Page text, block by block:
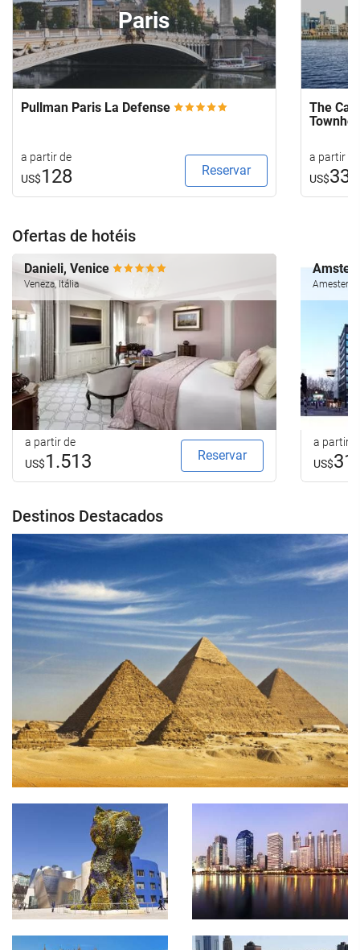
Paris
Pullman Paris La Defense
a partir de
US$128 Reservar
The
a partir de
US$333
Ofertas de hotéis
Danieli, Venice
Veneza, Itália
a partir de
US$1.513 Reservar
a partir
US$
Destinos Destacados